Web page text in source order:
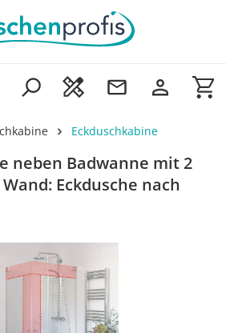
Eckduschkabine
neben Badwanne mit 2
Eckdusche nach